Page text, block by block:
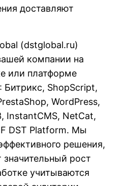
доставляют
(dstglobal.ru)
компании на
или платформе
Битрикс, ShopScript,
WordPress,
InstantCMS, NetCat,
DST Platform. Мы
решения,
значительный рост
учитываются